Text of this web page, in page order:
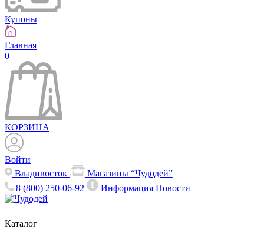
Купоны
Главная
0
КОРЗИНА
Войти
Владивосток
Магазины “Чудодей”
8 (800) 250-06-92
ИнформацияНовости
Каталог